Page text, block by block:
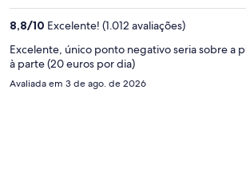
8,8/10 Excelente! (1.012 avaliações)
Excelente, único ponto negativo seria sobre a
à parte (20 euros por dia)
Avaliada em 3 de ago. de 2026